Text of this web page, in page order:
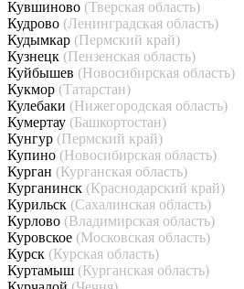
Кувшиново (Тверская область)
Кудрово (Ленинградская область)
Кудымкар (Пермский край)
Кузнецк (Пензенская область)
Куйбышев (Новосибирская область)
Кукмор (Татарстан)
Кулебаки (Нижегородская область)
Кумертау (Башкортостан)
Кунгур (Пермский край)
Купино (Новосибирская область)
Курган (Курганская область)
Курганинск (Краснодарский край)
Курильск (Сахалинская область)
Курлово (Владимирская область)
Куровское (Московская область)
Курск (Курская область)
Куртамыш (Курганская область)